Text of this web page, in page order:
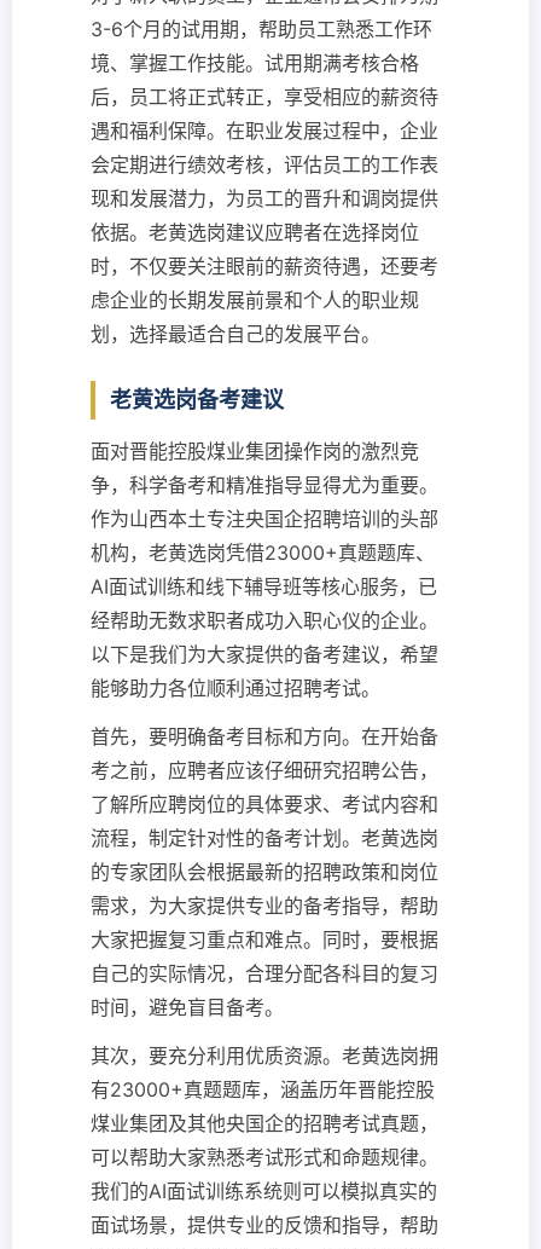
3-6个月的试用期，帮助员工熟悉工作环
境、掌握工作技能。试用期满考核合格
后，员工将正式转正，享受相应的薪资待
遇和福利保障。在职业发展过程中，企业
会定期进行绩效考核，评估员工的工作表
现和发展潜力，为员工的晋升和调岗提供
依据。老黄选岗建议应聘者在选择岗位
时，不仅要关注眼前的薪资待遇，还要考
虑企业的长期发展前景和个人的职业规
划，选择最适合自己的发展平台。
老黄选岗备考建议
面对晋能控股煤业集团操作岗的激烈竞
争，科学备考和精准指导显得尤为重要。
作为山西本土专注央国企招聘培训的头部
机构，老黄选岗凭借23000+真题题库、
AI面试训练和线下辅导班等核心服务，已
经帮助无数求职者成功入职心仪的企业。
以下是我们为大家提供的备考建议，希望
能够助力各位顺利通过招聘考试。
首先，要明确备考目标和方向。在开始备
考之前，应聘者应该仔细研究招聘公告，
了解所应聘岗位的具体要求、考试内容和
流程，制定针对性的备考计划。老黄选岗
的专家团队会根据最新的招聘政策和岗位
需求，为大家提供专业的备考指导，帮助
大家把握复习重点和难点。同时，要根据
自己的实际情况，合理分配各科目的复习
时间，避免盲目备考。
其次，要充分利用优质资源。老黄选岗拥
有23000+真题题库，涵盖历年晋能控股
煤业集团及其他央国企的招聘考试真题，
可以帮助大家熟悉考试形式和命题规律。
我们的AI面试训练系统则可以模拟真实的
面试场景，提供专业的反馈和指导，帮助